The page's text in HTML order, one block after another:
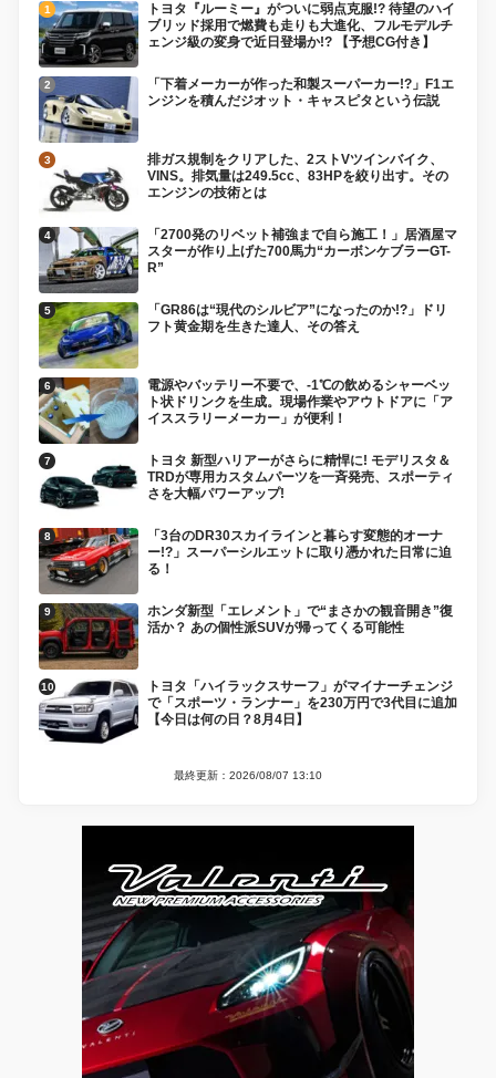
トヨタ『ルーミー』がついに弱点克服!? 待望のハイ
ブリッド採用で燃費も走りも大進化、フルモデルチ
ェンジ級の変身で近日登場か!? 【予想CG付き】
「下着メーカーが作った和製スーパーカー!?」F1エ
ンジンを積んだジオット・キャスピタという伝説
排ガス規制をクリアした、2ストVツインバイク、
VINS。排気量は249.5cc、83HPを絞り出す。その
エンジンの技術とは
「2700発のリベット補強まで自ら施工！」居酒屋マ
スターが作り上げた700馬力“カーボンケブラーGT-
R”
「GR86は“現代のシルビア”になったのか!?」ドリ
フト黄金期を生きた達人、その答え
電源やバッテリー不要で、-1℃の飲めるシャーベッ
ト状ドリンクを生成。現場作業やアウトドアに「ア
イススラリーメーカー」が便利！
トヨタ 新型ハリアーがさらに精悍に! モデリスタ＆
TRDが専用カスタムパーツを一斉発売、スポーティ
さを大幅パワーアップ!
「3台のDR30スカイラインと暮らす変態的オーナ
ー!?」スーパーシルエットに取り憑かれた日常に迫
る！
ホンダ新型「エレメント」で“まさかの観音開き”復
活か？ あの個性派SUVが帰ってくる可能性
トヨタ「ハイラックスサーフ」がマイナーチェンジ
で「スポーツ・ランナー」を230万円で3代目に追加
【今日は何の日？8月4日】
最終更新：2026/08/07 13:10